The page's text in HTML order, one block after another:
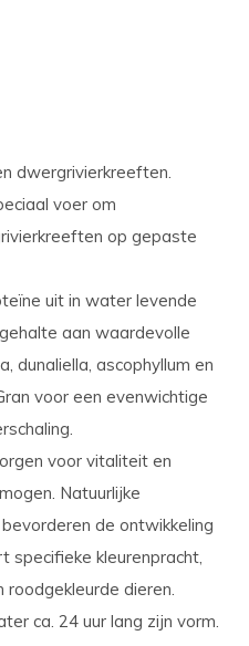
dwergrivierkreeften.
voer om
op gepaste
uit in water levende
aan waardevolle
dunaliella, ascophyllum en
voor een evenwichtige
voor vitaliteit en
Natuurlijke
de ontwikkeling
specifieke kleurenpracht,
roodgekleurde dieren.
ca. 24 uur lang zijn vorm.